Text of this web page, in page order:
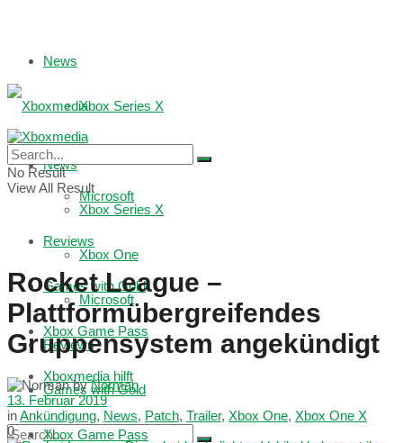
News
Xbox Series X
Microsoft
Reviews
Games with Gold
Xbox Game Pass
Xboxmedia hilft
News
Xbox Series X
Xbox One
Microsoft
Reviews
Games with Gold
Xbox Game Pass
No Result
View All Result
Rocket League –
Plattformübergreifendes
Gruppensystem angekündigt
by Norman
13. Februar 2019
inAnkündigung, News, Patch, Trailer, Xbox One, Xbox One X
0